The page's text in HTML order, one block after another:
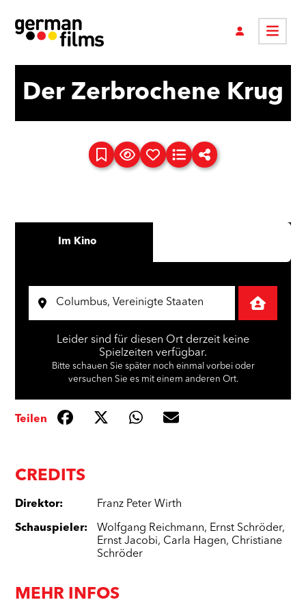
Der Zerbrochene Krug
CREDITS
Direktor: Franz Peter Wirth
Schauspieler: Wolfgang Reichmann, Ernst Schröder,
Ernst Jacobi, Carla Hagen, Christiane
Schröder
MEHR INFOS
Im Kino
Leider sind für diesen Ort derzeit keine
Spielzeiten verfügbar.
Bitte schauen Sie später noch einmal vorbei oder
versuchen Sie es mit einem anderen Ort.
Teilen